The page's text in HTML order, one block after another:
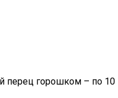
перец горошком – по 10